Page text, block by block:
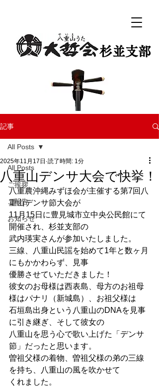
​杉並支部
記事
All Posts
ご挨拶
ご報告
お知らせ
All Posts
八重山デンサ大会で快挙！
2025年11月17日 読了時間: 1分
八重農沖縄みずほ会が主催する第7回八
重山デンサ節大会が
11月15日に豊見城市立中央公民館にて
開催され、杉並支部の
武内瑛実さんが参加いたしました。
三線、八重山民謡を始めて1年と数ヶ月
にもかかわらず、見事
優勝させていただきました！
彼女のお母様は西表島、母方のお祖母
様はパナリ（新城島）、お祖父様は
石垣島出身という八重山のDNAを見事
に引き継ぎ、そして彼女の
八重山を思う心で歌い上げた「デンサ
節」だったと思います。
曽祖父様の着物、曽祖父様の弟の三線
を持ち、八重山の風を吹かせて
くれました。